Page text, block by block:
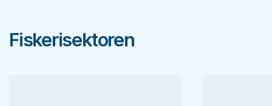
Fiskerisektoren